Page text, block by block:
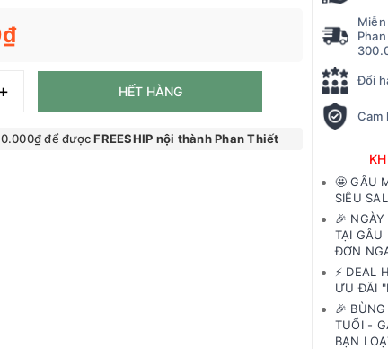
HẾT HÀNG
để đượcFREESHIP nội thành Phan Thiết
Đổi
Cam
🤩 GÂU
SIÊU
🎉 NGÀY
TẠI
ĐƠN
⚡️ DEAL
ƯU ĐÃI
🎉
TUỔI -
BẠN